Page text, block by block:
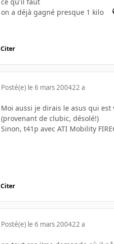
on a déjà gagné presque 1 kilo
Citer
Posté(e) le 6 mars 200422 a
Moi aussi je dirais le asus qui
(provenant de clubic, désolé!)
Sinon, t41p avec ATI Mobility
Citer
Posté(e) le 6 mars 200422 a